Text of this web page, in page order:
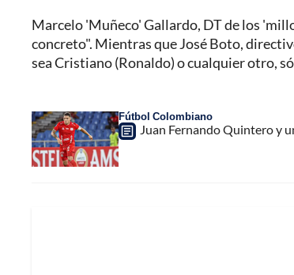
Marcelo 'Muñeco' Gallardo, DT de los
concreto". Mientras que José Boto,
sea Cristiano (Ronaldo) o cualquier otro,
Fútbol Colombiano
Juan Fernando Quintero y